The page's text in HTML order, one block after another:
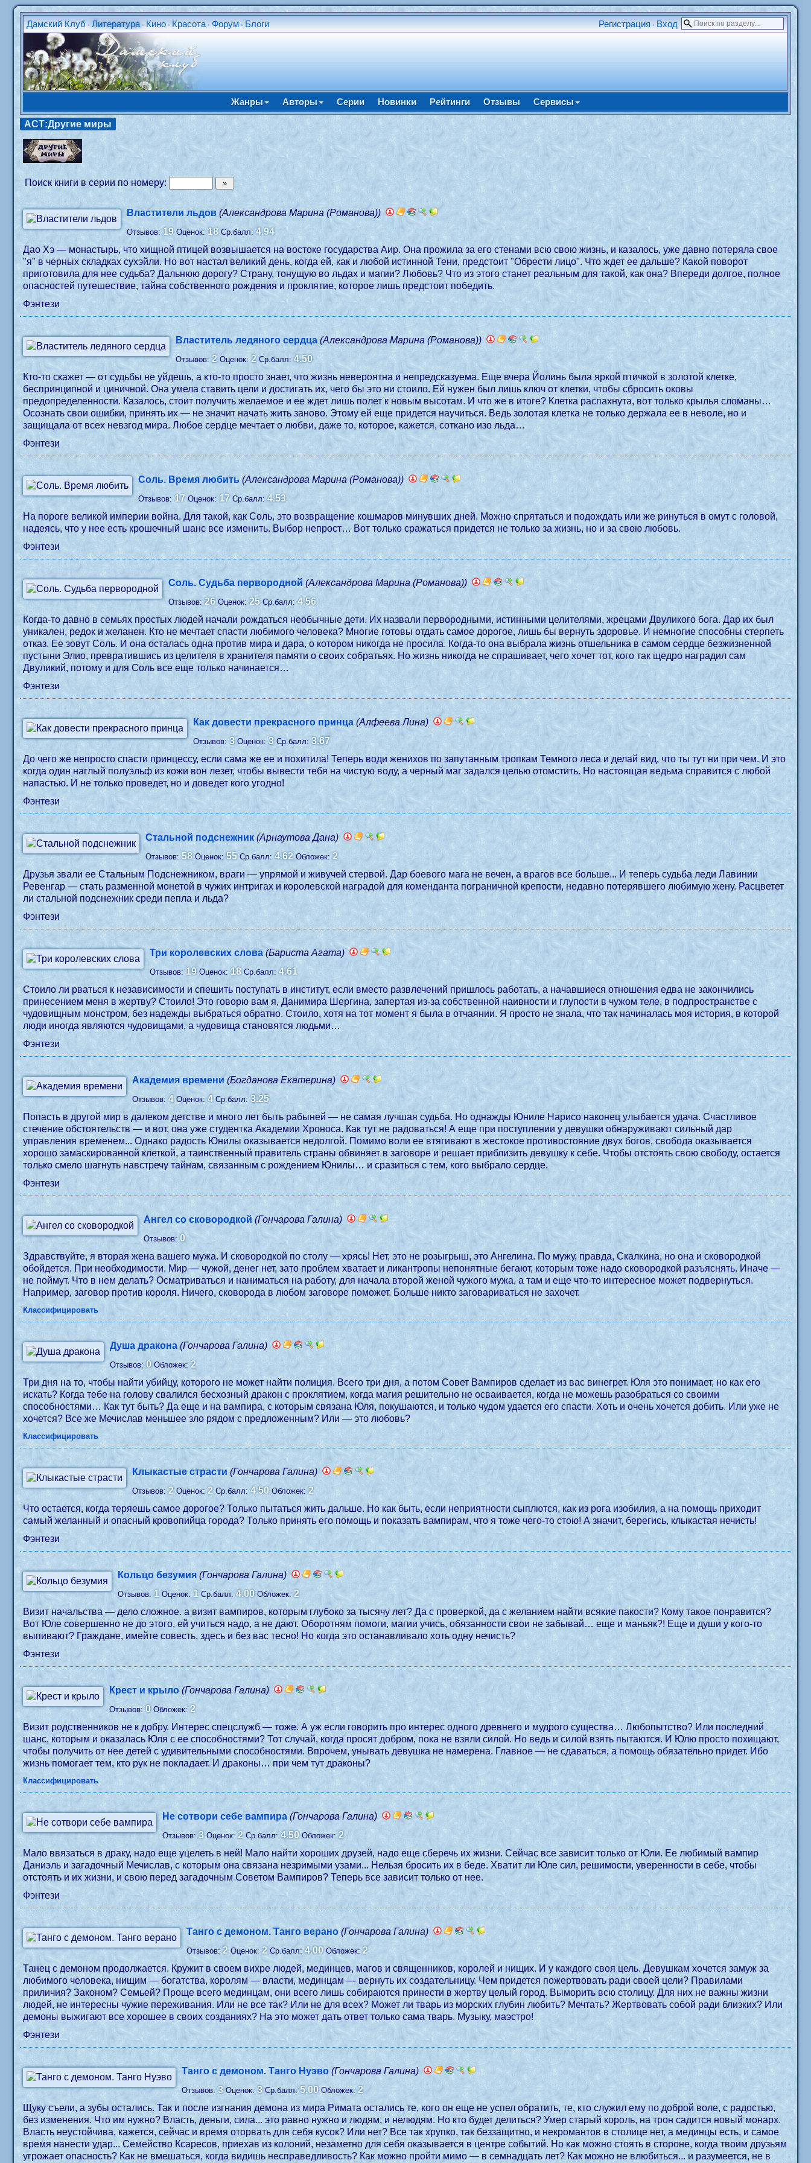
Дамский Клуб •Литература • Кино • Красота •Форум • Блоги Регистрация • Вход
Жанры Авторы Серии Новинки Рейтинги Отзывы Сервисы
АСТ:Другие миры
Поиск книги в серии по номеру:
Властители льдов (Александрова Марина (Романова))
Отзывов:19 Оценок:18 Ср.балл:4.94
Дао Хэ — монастырь, что хищной птицей возвышается на востоке государства Аир. Она прожила за его стенами всю свою жизнь, и казалось, уже давно потеряла свое
"я" в черных складках сухэйли. Но вот настал великий день, когда ей, как и любой истинной Тени, предстоит "Обрести лицо". Что ждет ее дальше? Какой поворот
приготовила для нее судьба? Дальнюю дорогу? Страну, тонущую во льдах и магии? Любовь? Что из этого станет реальным для такой, как она? Впереди долгое, полное
опасностей путешествие, тайна собственного рождения и проклятие, которое лишь предстоит победить.
Фэнтези
Властитель ледяного сердца (Александрова Марина (Романова))
Отзывов:2 Оценок:2 Ср.балл:4.50
Кто-то скажет — от судьбы не уйдешь, а кто-то просто знает, что жизнь невероятна и непредсказуема. Еще вчера Йолинь была яркой птичкой в золотой клетке,
беспринципной и циничной. Она умела ставить цели и достигать их, чего бы это ни стоило. Ей нужен был лишь ключ от клетки, чтобы сбросить оковы
предопределенности. Казалось, стоит получить желаемое и ее ждет лишь полет к новым высотам. И что же в итоге? Клетка распахнута, вот только крылья сломаны…
Осознать свои ошибки, принять их — не значит начать жить заново. Этому ей еще придется научиться. Ведь золотая клетка не только держала ее в неволе, но и
защищала от всех невзгод мира. Любое сердце мечтает о любви, даже то, которое, кажется, соткано изо льда…
Фэнтези
Соль. Время любить (Александрова Марина (Романова))
Отзывов:17 Оценок: 17 Ср.балл:4.53
На пороге великой империи война. Для такой, как Соль, это возвращение кошмаров минувших дней. Можно спрятаться и подождать или же ринуться в омут с головой,
надеясь, что у нее есть крошечный шанс все изменить. Выбор непрост… Вот только сражаться придется не только за жизнь, но и за свою любовь.
Фэнтези
Соль. Судьба первородной (Александрова Марина (Романова))
Отзывов:26 Оценок:25 Ср.балл:4.56
Когда-то давно в семьях простых людей начали рождаться необычные дети. Их назвали первородными, истинными целителями, жрецами Двуликого бога. Дар их был
уникален, редок и желанен. Кто не мечтает спасти любимого человека? Многие готовы отдать самое дорогое, лишь бы вернуть здоровье. И немногие способны стерпеть
отказ. Ее зовут Соль. И она осталась одна против мира и дара, о котором никогда не просила. Когда-то она выбрала жизнь отшельника в самом сердце безжизненной
пустыни Элио, превратившись из целителя в хранителя памяти о своих собратьях. Но жизнь никогда не спрашивает, чего хочет тот, кого так щедро наградил сам
Двуликий, потому и для Соль все еще только начинается…
Фэнтези
Как довести прекрасного принца (Алфеева Лина)
Отзывов:3 Оценок:3 Ср.балл:3.67
До чего же непросто спасти принцессу, если сама же ее и похитила! Теперь води женихов по запутанным тропкам Темного леса и делай вид, что ты тут ни при чем. И это
когда один наглый полуэльф из кожи вон лезет, чтобы вывести тебя на чистую воду, а черный маг задался целью отомстить. Но настоящая ведьма справится с любой
напастью. И не только проведет, но и доведет кого угодно!
Фэнтези
Стальной подснежник (Арнаутова Дана)
Отзывов:58 Оценок:55 Ср.балл:4.62 Обложек:2
Друзья звали ее Стальным Подснежником, враги — упрямой и живучей стервой. Дар боевого мага не вечен, а врагов все больше... И теперь судьба леди Лавинии
Ревенгар — стать разменной монетой в чужих интригах и королевской наградой для коменданта пограничной крепости, недавно потерявшего любимую жену. Расцветет
ли стальной подснежник среди пепла и льда?
Фэнтези
Три королевских слова (Бариста Агата)
Отзывов: 19 Оценок:18 Ср.балл:4.61
Стоило ли рваться к независимости и спешить поступать в институт, если вместо развлечений пришлось работать, а начавшиеся отношения едва не закончились
принесением меня в жертву? Стоило! Это говорю вам я, Данимира Шергина, запертая из-за собственной наивности и глупости в чужом теле, в подпространстве с
чудовищным монстром, без надежды выбраться обратно. Стоило, хотя на тот момент я была в отчаянии. Я просто не знала, что так начиналась моя история, в которой
люди иногда являются чудовищами, а чудовища становятся людьми…
Фэнтези
Академия времени (Богданова Екатерина)
Отзывов:4 Оценок:4 Ср.балл:3.25
Попасть в другой мир в далеком детстве и много лет быть рабыней — не самая лучшая судьба. Но однажды Юниле Нарисо наконец улыбается удача. Счастливое
стечение обстоятельств — и вот, она уже студентка Академии Хроноса. Как тут не радоваться! А еще при поступлении у девушки обнаруживают сильный дар
управления временем... Однако радость Юнилы оказывается недолгой. Помимо воли ее втягивают в жестокое противостояние двух богов, свобода оказывается
хорошо замаскированной клеткой, а таинственный правитель страны обвиняет в заговоре и решает приблизить девушку к себе. Чтобы отстоять свою свободу, остается
только смело шагнуть навстречу тайнам, связанным с рождением Юнилы… и сразиться с тем, кого выбрало сердце.
Фэнтези
Ангел со сковородкой (Гончарова Галина)
Отзывов:0
Здравствуйте, я вторая жена вашего мужа. И сковородкой по столу — хрясь! Нет, это не розыгрыш, это Ангелина. По мужу, правда, Скалкина, но она и сковородкой
обойдется. При необходимости. Мир — чужой, денег нет, зато проблем хватает и ликантропы непонятные бегают, которым тоже надо сковородкой разъяснять. Иначе —
не поймут. Что в нем делать? Осматриваться и наниматься на работу, для начала второй женой чужого мужа, а там и еще что-то интересное может подвернуться.
Например, заговор против короля. Ничего, сковорода в любом заговоре поможет. Больше никто заговариваться не захочет.
Классифицировать
Душа дракона (Гончарова Галина)
Отзывов:0 Обложек:2
Три дня на то, чтобы найти убийцу, которого не может найти полиция. Всего три дня, а потом Совет Вампиров сделает из вас винегрет. Юля это понимает, но как его
искать? Когда тебе на голову свалился бесхозный дракон с проклятием, когда магия решительно не осваивается, когда не можешь разобраться со своими
способностями… Как тут быть? Да еще и на вампира, с которым связана Юля, покушаются, и только чудом удается его спасти. Хоть и очень хочется добить. Или уже не
хочется? Все же Мечислав меньшее зло рядом с предложенным? Или — это любовь?
Классифицировать
Клыкастые страсти (Гончарова Галина)
Отзывов:2 Оценок:2 Ср.балл:4.50 Обложек:2
Что остается, когда теряешь самое дорогое? Только пытаться жить дальше. Но как быть, если неприятности сыплются, как из рога изобилия, а на помощь приходит
самый желанный и опасный кровопийца города? Только принять его помощь и показать вампирам, что я тоже чего-то стою! А значит, берегись, клыкастая нечисть!
Фэнтези
Кольцо безумия (Гончарова Галина)
Отзывов:1 Оценок:1 Ср.балл:4.00 Обложек:2
Визит начальства — дело сложное. а визит вампиров, которым глубоко за тысячу лет? Да с проверкой, да с желанием найти всякие пакости? Кому такое понравится?
Вот Юле совершенно не до этого, ей учиться надо, а не дают. Оборотням помоги, магии учись, обязанности свои не забывай… еще и маньяк?! Еще и души у кого-то
выпивают? Граждане, имейте совесть, здесь и без вас тесно! Но когда это останавливало хоть одну нечисть?
Фэнтези
Крест и крыло (Гончарова Галина)
Отзывов:0 Обложек:2
Визит родственников не к добру. Интерес спецслужб — тоже. А уж если говорить про интерес одного древнего и мудрого существа… Любопытство? Или последний
шанс, которым и оказалась Юля с ее способностями? Тот случай, когда просят добром, пока не взяли силой. Но ведь и силой взять пытаются. И Юлю просто похищают,
чтобы получить от нее детей с удивительными способностями. Впрочем, унывать девушка не намерена. Главное — не сдаваться, а помощь обязательно придет. Ибо
жизнь помогает тем, кто рук не покладает. И драконы… при чем тут драконы?
Классифицировать
Не сотвори себе вампира (Гончарова Галина)
Отзывов:3 Оценок:2 Ср.балл:4.50 Обложек:2
Мало ввязаться в драку, надо еще уцелеть в ней! Мало найти хороших друзей, надо еще сберечь их жизни. Сейчас все зависит только от Юли. Ее любимый вампир
Даниэль и загадочный Мечислав, с которым она связана незримыми узами... Нельзя бросить их в беде. Хватит ли Юле сил, решимости, уверенности в себе, чтобы
отстоять и их жизни, и свою перед загадочным Советом Вампиров? Теперь все зависит только от нее.
Фэнтези
Танго с демоном. Танго верано (Гончарова Галина)
Отзывов:2 Оценок:2 Ср.балл:4.00 Обложек:2
Танец с демоном продолжается. Кружит в своем вихре людей, мединцев, магов и священников, королей и нищих. И у каждого своя цель. Девушкам хочется замуж за
любимого человека, нищим — богатства, королям — власти, мединцам — вернуть их создательницу. Чем придется пожертвовать ради своей цели? Правилами
приличия? Законом? Семьей? Проще всего мединцам, они всего лишь собираются принести в жертву целый город. Выморить всю столицу. Для них не важны жизни
людей, не интересны чужие переживания. Или не все так? Или не для всех? Может ли тварь из морских глубин любить? Мечтать? Жертвовать собой ради близких? Или
демоны выжигают все хорошее в своих созданиях? На это может дать ответ только сама тварь. Музыку, маэстро!
Фэнтези
Танго с демоном. Танго Нуэво (Гончарова Галина)
Отзывов:3 Оценок:3 Ср.балл:5.00 Обложек:2
Щуку съели, а зубы остались. Так и после изгнания демона из мира Римата остались те, кого он еще не успел обратить, те, кто служил ему по доброй воле, с радостью,
без изменения. Что им нужно? Власть, деньги, сила... это равно нужно и людям, и нелюдям. Но кто будет делиться? Умер старый король, на трон садится новый монарх.
Власть неустойчива, кажется, сейчас и время оторвать для себя кусок? Или нет? Все так хрупко, так беззащитно, и некромантов в столице нет, а мединцы есть, и самое
время нанести удар... Семейство Ксаресов, приехав из колоний, незаметно для себя оказывается в центре событий. Но как можно стоять в стороне, когда твоим друзьям
угрожает опасность? Как не вмешаться, когда видишь несправедливость? Как можно пройти мимо — в семнадцать лет? Как можно не влюбиться... и разумеется, не в